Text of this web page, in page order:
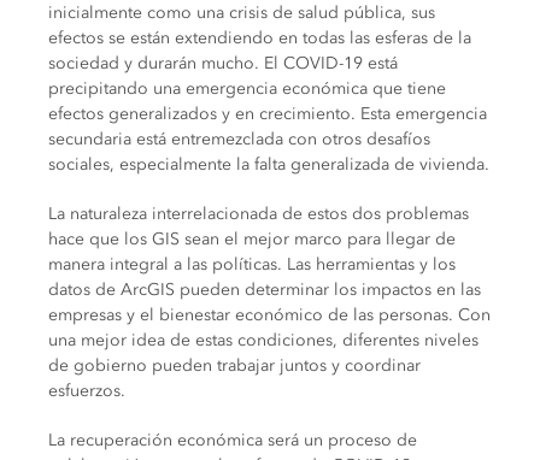
inicialmente como una crisis de salud pública, sus
efectos se están extendiendo en todas las esferas de la
sociedad y durarán mucho. El COVID-19 está
precipitando una emergencia económica que tiene
efectos generalizados y en crecimiento. Esta emergencia
secundaria está entremezclada con otros desafíos
sociales, especialmente la falta generalizada de vivienda.
La naturaleza interrelacionada de estos dos problemas
hace que los GIS sean el mejor marco para llegar de
manera integral a las políticas. Las herramientas y los
datos de ArcGIS pueden determinar los impactos en las
empresas y el bienestar económico de las personas. Con
una mejor idea de estas condiciones, diferentes niveles
de gobierno pueden trabajar juntos y coordinar
esfuerzos.
La recuperación económica será un proceso de